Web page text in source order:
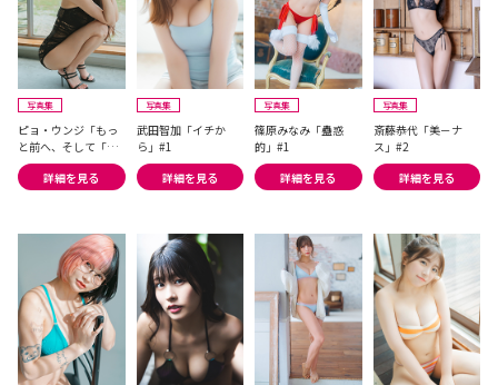
写真集
ピョ・ウンジ「もっ
と前へ、そして「そ
の先」へ―― Another
Edition」#2
詳細を見る
写真集
武田智加「イチか
ら」#1
詳細を見る
写真集
篠原みなみ「蠱惑
的」#1
詳細を見る
写真集
斎藤恭代「美－ナ
ス」#2
詳細を見る